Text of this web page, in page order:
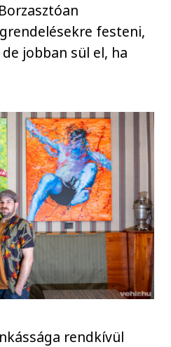
festeni,
jobban sül el, ha
rendkívül